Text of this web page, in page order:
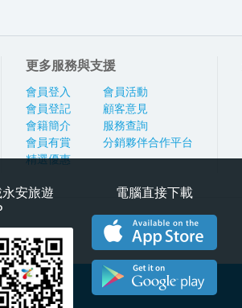
更多服務與支援
會員登入
會員登記
會籍簡介
會員有賞
精選優惠
會員活動
顧客意見
服務查詢
分銷夥伴合作平台
繳費用
安旅遊
電腦直接下載